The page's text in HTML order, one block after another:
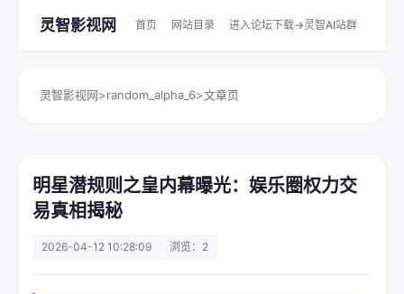
灵智影视网 首页 网站目录 进入论坛下载->灵智AI站群
灵智影视网>random_alpha_6>文章页
明星潜规则之皇内幕曝光：娱乐圈权力交
易真相揭秘
2026-04-12 10:28:09 浏览：2